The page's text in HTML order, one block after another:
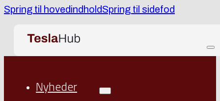
Spring til hovedindholdSpring til sidefod
Nyheder